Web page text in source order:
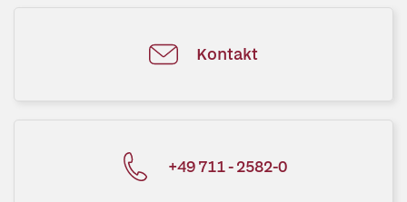
Kontakt
+49 711 - 2582-0